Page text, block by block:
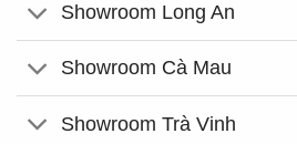
Showroom Long An
Showroom Cà Mau
Showroom Trà Vinh